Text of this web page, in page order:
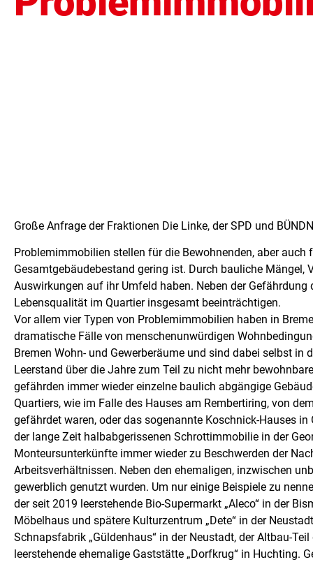
Große Anfrage der Fraktionen Die Linke, der SPD und
Problemimmobilien stellen für die Bewohnenden, aber
Gesamtgebäudebestand gering ist. Durch bauliche
Auswirkungen auf ihr Umfeld haben. Neben der
Lebensqualität im Quartier insgesamt beeinträchtigen.
Vor allem vier Typen von Problemimmobilien haben in
dramatische Fälle von menschenunwürdigen
Bremen Wohn- und Gewerberäume und sind dabei selbst
Leerstand über die Jahre zum Teil zu nicht mehr
gefährden immer wieder einzelne baulich abgängige
Quartiers, wie im Falle des Hauses am Rembertiring, von
gefährdet waren, oder das sogenannte Koschnick-Hauses
der lange Zeit halbabgerissenen Schrottimmobilie in der
Monteursunterkünfte immer wieder zu Beschwerden der
Arbeitsverhältnissen. Neben den ehemaligen, inzwischen
gewerblich genutzt wurden. Um nur einige Beispiele zu
der seit 2019 leerstehende Bio-Supermarkt „Aleco“ in der
Möbelhaus und spätere Kulturzentrum „Dete“ in der
Schnapsfabrik „Güldenhaus“ in der Neustadt, der Altbau-
leerstehende ehemalige Gaststätte „Dorfkrug“ in Huchting.